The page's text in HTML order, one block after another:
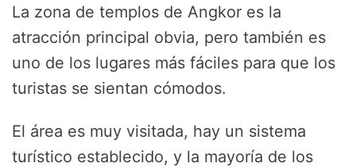
La zona de templos de Angkor es la
atracción principal obvia, pero también es
uno de los lugares más fáciles para que los
turistas se sientan cómodos.
El área es muy visitada, hay un sistema
turístico establecido, y la mayoría de los